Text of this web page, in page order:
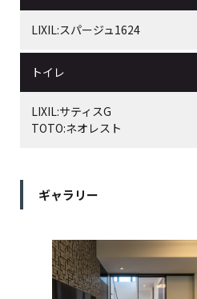
LIXIL:スパージュ1624
トイレ
LIXIL:サティスG
TOTO:ネオレスト
ギャラリー